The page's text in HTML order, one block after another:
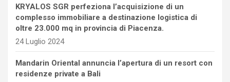
KRYALOS SGR perfeziona l’acquisizione di un
complesso immobiliare a destinazione logistica di
oltre 23.000 mq in provincia di Piacenza.
24 Luglio 2024
Mandarin Oriental annuncia l’apertura di un resort con
residenze private a Bali